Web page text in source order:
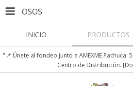
OSOS
INICIO PRODUCTOS
"📍 Únete al fondeo junto a AMEXME Pachuca:
Centro de Distribución.